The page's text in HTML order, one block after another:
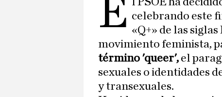
E celebrando este
«Q+» de las
movimiento feminista,
término 'queer', el
sexuales o identidades
y transexuales.